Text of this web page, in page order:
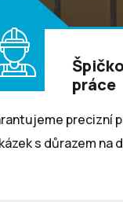
práce
precizní
s důrazem na